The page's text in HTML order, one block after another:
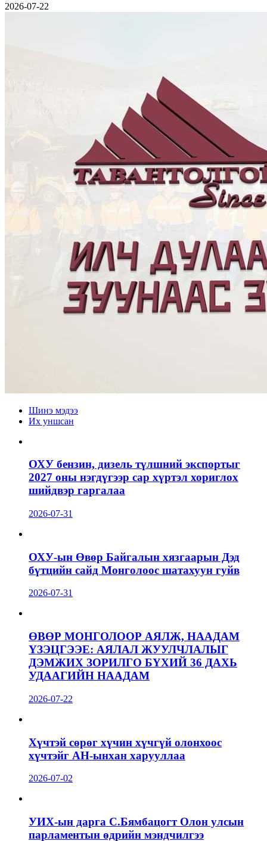
2026-07-22
Шинэ мэдээ
Их уншсан
ОХУ бензин, дизель түлшний экспортыг
2027 оны нэгдүгээр сар хүртэл хориглох
шийдвэр гаргалаа
2026-07-31
ОХУ-ын Өвөр Байгалын хязгаарын Дэд
бүтцийн сайд Монголоос шатахуун гуйв
2026-07-31
ӨВӨР МОНГОЛООР АЯЛЖ, НААДАМ
ҮЗЭЦГЭЭЕ: АЯЛАЛ ЖУУЛЧЛАЛЫГ
ДЭМЖИХ ЗОРИЛГО БҮХИЙ 36 ДАХЬ
УДААГИЙН НААДАМ
2026-07-22
Хүчтэй сөрөг хүчин хүчгүй олонхоос
хүчтэйг АН-ынхан харууллаа
2026-07-02
УИХ-ын дарга С.Бямбацогт Олон улсын
парламентын өдрийн мэндчилгээ